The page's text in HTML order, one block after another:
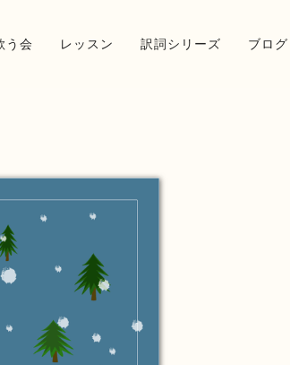
う会 レッスン 訳詞シリーズ ブログ